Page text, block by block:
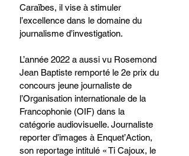
Caraïbes, il vise à stimuler
l’excellence dans le domaine du
journalisme d’investigation.
L’année 2022 a aussi vu Rosemond
Jean Baptiste remporté le 2e prix du
concours jeune journaliste de
l’Organisation internationale de la
Francophonie (OIF) dans la
catégorie audiovisuelle. Journaliste
reporter d’images à Enquet’Action,
son reportage intitulé « Ti Cajoux, le